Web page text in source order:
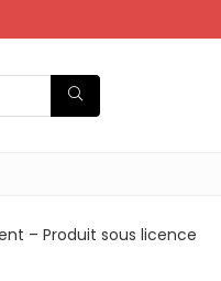
– Produit sous licence